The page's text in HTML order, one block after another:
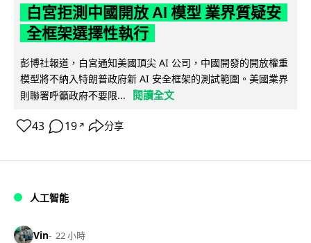
白宮拒測中國開放 AI 模型 業界質疑安
全框架選擇性執行
彭博社報道，白宮通知美國頂尖 AI 公司，中國開發的開放權重
模型將不納入特朗普政府新 AI 安全框架的測試範圍。美國業界
則聯署呼籲政府不要限...
閱讀全文
43 19 ↗ 分享
人工智能
Vin 22 小時